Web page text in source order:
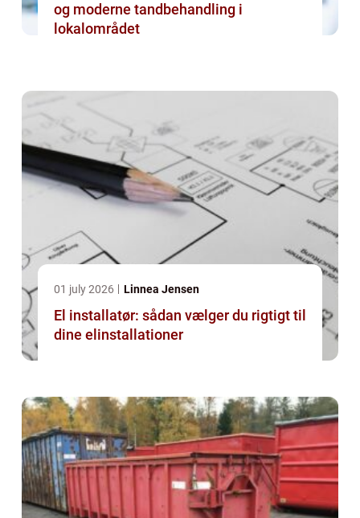
og moderne tandbehandling i
lokalområdet
01 july 2026 Linnea Jensen
El installatør: sådan vælger du rigtigt til
dine elinstallationer